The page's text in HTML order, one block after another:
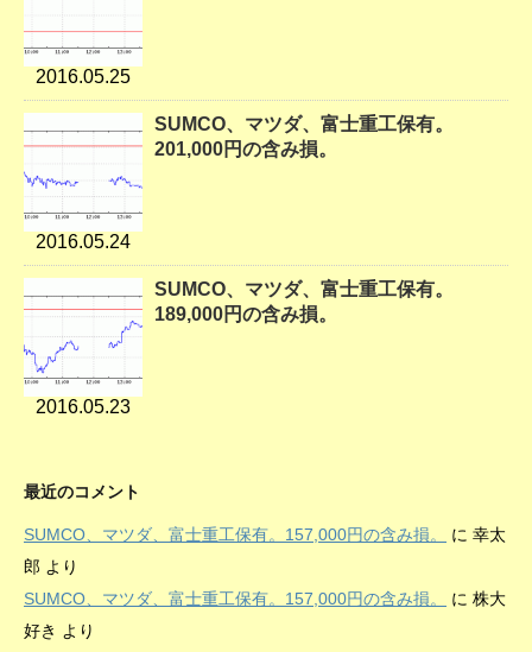
2016.05.25
2016.05.24
SUMCO、マツダ、富士重工保有。
201,000円の含み損。
2016.05.23
SUMCO、マツダ、富士重工保有。
189,000円の含み損。
最近のコメント
SUMCO、マツダ、富士重工保有。157,000円の含み損。 に 幸太
郎 より
SUMCO、マツダ、富士重工保有。157,000円の含み損。
に 株大
好き より